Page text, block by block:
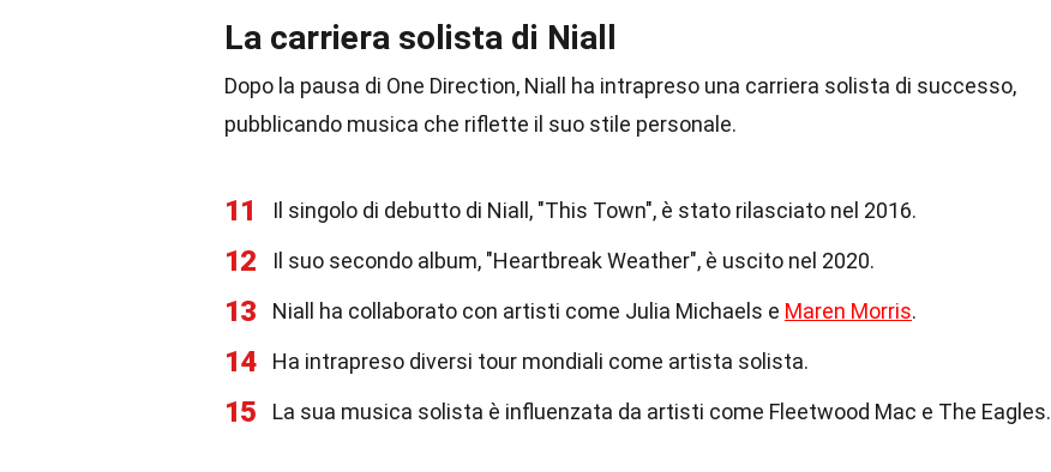
La carriera solista di Niall
Dopo la pausa di One Direction, Niall ha intrapreso una carriera solista di successo,
pubblicando musica che riflette il suo stile personale.
11 Il singolo di debutto di Niall, "This Town", è stato rilasciato nel 2016.
12 Il suo secondo album, "Heartbreak Weather", è uscito nel 2020.
13 Niall ha collaborato con artisti come Julia Michaels e Maren Morris.
14 Ha intrapreso diversi tour mondiali come artista solista.
15 La sua musica solista è influenzata da artisti come Fleetwood Mac e The Eagles.